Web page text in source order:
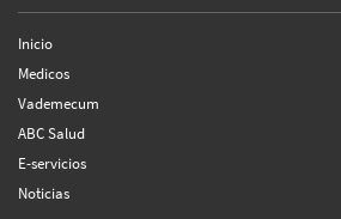
Inicio
Medicos
Vademecum
ABC Salud
E-servicios
Noticias